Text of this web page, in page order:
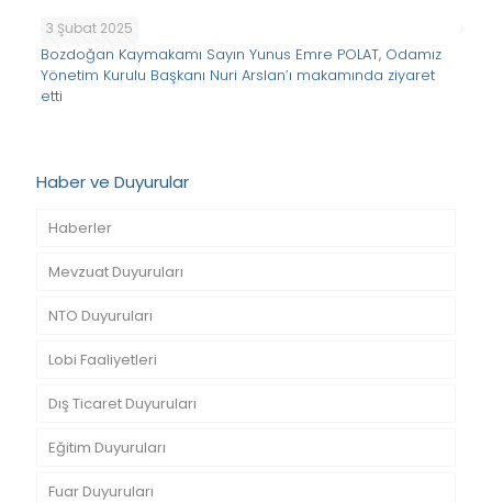
3 Şubat 2025
Bozdoğan Kaymakamı Sayın Yunus Emre POLAT, Odamız
Yönetim Kurulu Başkanı Nuri Arslan’ı makamında ziyaret
etti
Haber ve Duyurular
Haberler
Mevzuat Duyuruları
NTO Duyuruları
Lobi Faaliyetleri
Dış Ticaret Duyuruları
Eğitim Duyuruları
Fuar Duyuruları